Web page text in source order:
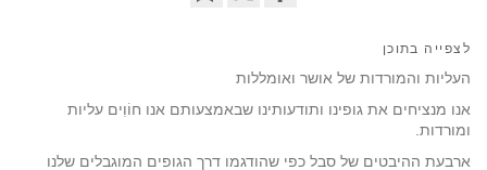
facebook
לצפייה בתוכן
העליות והמורדות של אושר ואומללות
אנו מנציחים את גופינו ותודעותינו שבאמצעותם אנו חוֹוִים עליות
ומורדות.
ארבעת ההיבטים של סבל כפי שהודגמו דרך הגופים המוגבלים שלנו